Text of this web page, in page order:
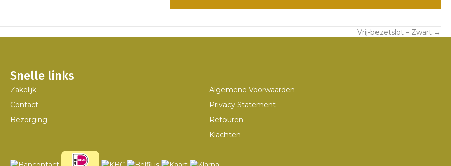
Vrij-bezetslot – Zwart →
Snelle links
Zakelijk
Contact
Bezorging
Algemene Voorwaarden
Privacy Statement
Retouren
Klachten